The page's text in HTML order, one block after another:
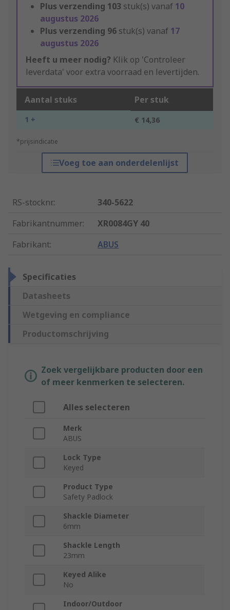
Plus verzending 103 stuk(s) vanaf 10
augustus 2026
Plus verzending 96 stuk(s) vanaf 17
augustus 2026
Heeft u meer nodig? Klik op 'Controleer
leverdata' voor extra voorraad en levertijden.
Aantal stuks Per stuk
1 + € 14,36
*prijsindicatie
Voeg toe aan onderdelenlijst
RS-stocknr.:
340-5622
Fabrikantnummer:
XR0084GY 40
Fabrikant: ABUS
Specificaties
Datasheets
Wetgeving en compliance
Productomschrijving
Zoek vergelijkbare producten door een
of meer kenmerken te selecteren.
Alles selecteren
Merk
ABUS
Lock Type
Keyed
Product Type
Safety Padlock
Shackle Diameter
6mm
Shackle Length
23mm
Keyed Alike
No
Indoor/Outdoor